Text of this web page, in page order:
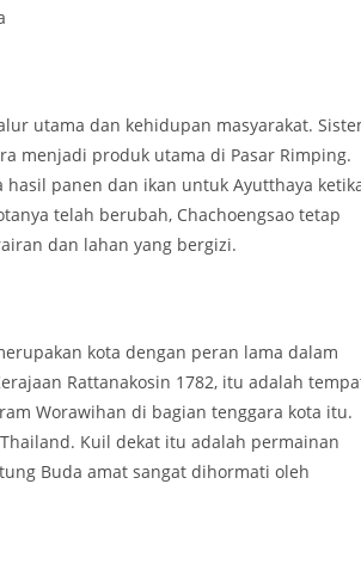
utama dan kehidupan masyarakat.
menjadi produk utama di Pasar Rimping.
panen dan ikan untuk Ayutthaya
telah berubah, Chachoengsao tetap
dan lahan yang bergizi.
kota dengan peran lama dalam
Rattanakosin 1782, itu adalah
Worawihan di bagian tenggara kota itu.
Kuil dekat itu adalah permainan
Buda amat sangat dihormati oleh